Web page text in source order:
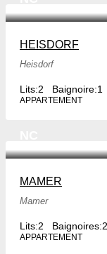
HEISDORF
Heisdorf
Lits:2 Baignoire:1
APPARTEMENT
MAMER
Mamer
Lits:2 Baignoires:2
APPARTEMENT